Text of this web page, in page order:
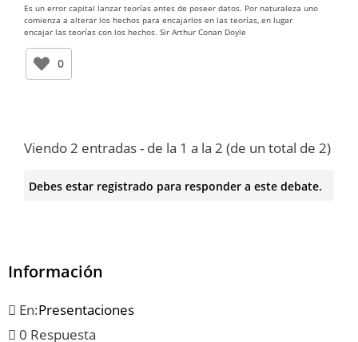
Es un error capital lanzar teorías antes de poseer datos. Por naturaleza uno
comienza a alterar los hechos para encajarlos en las teorías, en lugar
encajar las teorías con los hechos. Sir Arthur Conan Doyle
0
Viendo 2 entradas - de la 1 a la 2 (de un total de 2)
Debes estar registrado para responder a este debate.
Información
En:Presentaciones
0 Respuesta